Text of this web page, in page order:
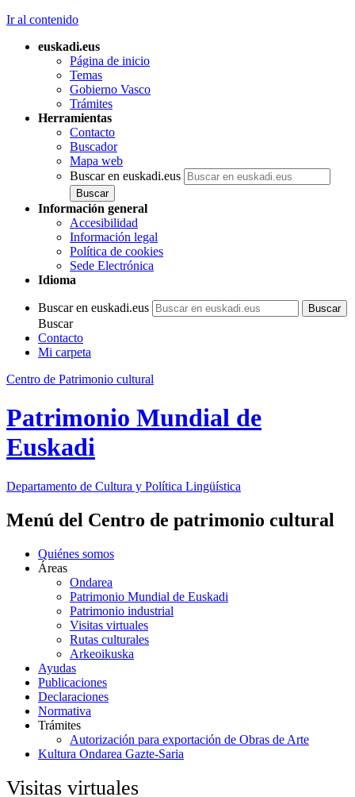
Ir al contenido
euskadi.eus
Página de inicio
Temas
Gobierno Vasco
Trámites
Herramientas
Contacto
Buscador
Mapa web
Buscar en euskadi.eus
Información general
Accesibilidad
Información legal
Política de cookies
Sede Electrónica
Idioma
Buscar en euskadi.eus
Buscar
Contacto
Mi carpeta
Centro de Patrimonio cultural
Patrimonio Mundial de
Euskadi
Departamento de Cultura y Política Lingüística
Menú del Centro de patrimonio cultural
Quiénes somos
Áreas
Ondarea
Patrimonio Mundial de Euskadi
Patrimonio industrial
Visitas virtuales
Rutas culturales
Arkeoikuska
Ayudas
Publicaciones
Declaraciones
Normativa
Trámites
Autorización para exportación de Obras de Arte
Kultura Ondarea Gazte-Saria
Visitas virtuales